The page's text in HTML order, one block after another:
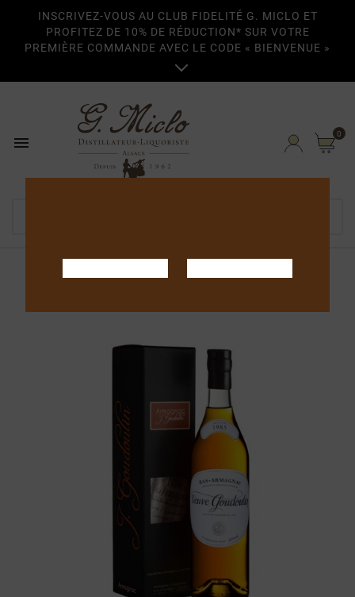

INSCRIVEZ-VOUS AU CLUB FIDELITÉ G. MICLO ET
PROFITEZ DE 10% DE RÉDUCTION* SUR VOTRE
PREMIÈRE COMMANDE AVEC LE CODE « BIENVENUE »
 0